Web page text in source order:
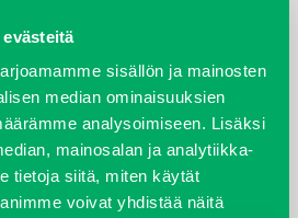
sisällön ja mainosten
median ominaisuuksien
analysoimiseen. Lisäksi
mainosalan ja analytiikka-
tietoja siitä, miten käytät
voivat yhdistää näitä